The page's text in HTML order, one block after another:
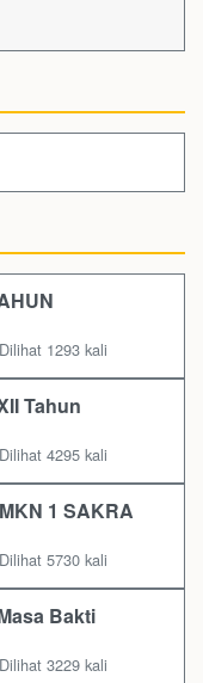
1293 kali
Tahun
4295 kali
1 SAKRA
5730 kali
Bakti
3229 kali